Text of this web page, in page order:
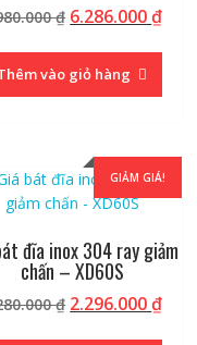
₫ Giá
là:
8.980.000 ₫.
6.286.000₫Giá
vào giỏ hàng
GIẢM GIÁ!
đĩa inox 304 ray giảm
chấn – XD60S
₫ Giá
2.296.000₫Giá